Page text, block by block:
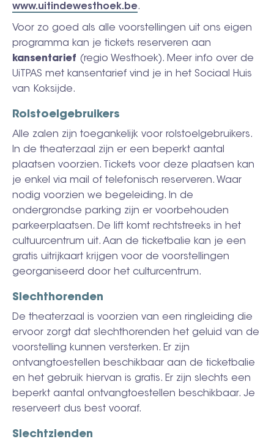
www.uitindewesthoek.be.
Voor zo goed als alle voorstellingen uit ons eigen
programma kan je tickets reserveren aan
kansentarief (regio Westhoek). Meer info over de
UiTPAS met kansentarief vind je in het Sociaal Huis
van Koksijde.
Rolstoelgebruikers
Alle zalen zijn toegankelijk voor rolstoelgebruikers.
In de theaterzaal zijn er een beperkt aantal
plaatsen voorzien. Tickets voor deze plaatsen kan
je enkel via mail of telefonisch reserveren. Waar
nodig voorzien we begeleiding. In de
ondergrondse parking zijn er voorbehouden
parkeerplaatsen. De lift komt rechtstreeks in het
cultuurcentrum uit. Aan de ticketbalie kan je een
gratis uitrijkaart krijgen voor de voorstellingen
georganiseerd door het culturcentrum.
Slechthorenden
De theaterzaal is voorzien van een ringleiding die
ervoor zorgt dat slechthorenden het geluid van de
voorstelling kunnen versterken. Er zijn
ontvangtoestellen beschikbaar aan de ticketbalie
en het gebruik hiervan is gratis. Er zijn slechts een
beperkt aantal ontvangtoestellen beschikbaar. Je
reserveert dus best vooraf.
Slechtzienden